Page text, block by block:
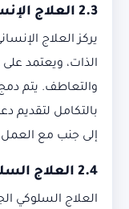
2.3 العلاج
يركز العلاج
الذات، ويعتمد
والتعاطف. يتم
بالتكامل لتقديم
إلى جنب مع العمل
2.4 العلاج
العلاج السلوكي